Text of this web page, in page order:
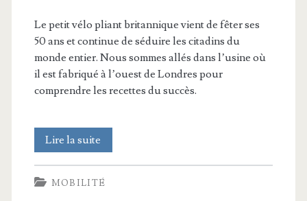
Le petit vélo pliant britannique vient de fêter ses
50 ans et continue de séduire les citadins du
monde entier. Nous sommes allés dans l’usine où
il est fabriqué à l’ouest de Londres pour
comprendre les recettes du succès.
Lire la suite
Brompton
a
MOBILITÉ